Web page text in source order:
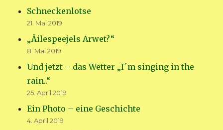
Schneckenlotse
21. Mai 2019
„Äilespeejels Arwet?“
8. Mai 2019
Und jetzt – das Wetter „I´m singing in the
rain..“
25. April 2019
Ein Photo – eine Geschichte
4. April 2019